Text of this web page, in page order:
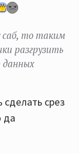
саб, то таким
разгрузить
сделать срез
да